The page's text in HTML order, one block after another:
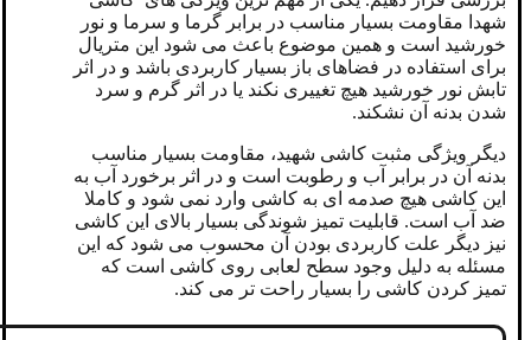
شهدا مقاومت بسیار مناسب در برابر گرما و سرما و نور
خورشید است و همین موضوع باعث می شود این متریال
برای استفاده در فضاهای باز بسیار کاربردی باشد و در اثر
تابش نور خورشید هیچ تغییری نکند یا در اثر گرم و سرد
شدن بدنه آن نشکند.
دیگر ویژگی مثبت کاشی شهید، مقاومت بسیار مناسب
بدنه آن در برابر آب و رطوبت است و در اثر برخورد آب به
این کاشی هیچ صدمه ای به کاشی وارد نمی شود و کاملا
ضد آب است. قابلیت تمیز شوندگی بسیار بالای این کاشی
نیز دیگر علت کاربردی بودن آن محسوب می شود که این
مسئله به دلیل وجود سطح لعابی روی کاشی است که
تمیز کردن کاشی را بسیار راحت تر می کند.